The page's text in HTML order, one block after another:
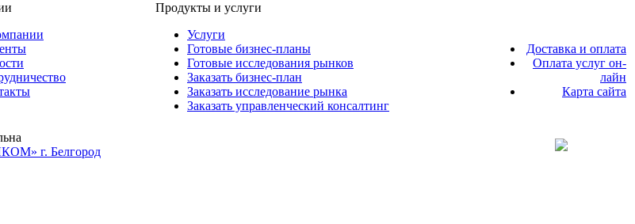
Продукты и услуги
Услуги
Готовые бизнес-планы
Готовые исследования рынков
Заказать бизнес-план
Заказать исследование рынка
Заказать управленческий консалтинг
Доставка и оплата
Оплата услуг он-
лайн
Карта сайта
г. Белгород